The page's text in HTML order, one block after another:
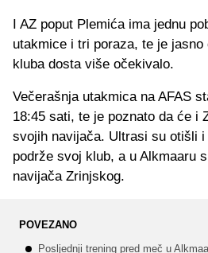
I AZ poput Plemića ima jednu
utakmice i tri poraza, te je
kluba dosta više očekivalo.
Večerašnja utakmica na AFAS
18:45 sati, te je poznato da će i
svojih navijača. Ultrasi su otišli
podrže svoj klub, a u Alkmaaru
navijača Zrinjskog.
POVEZANO
Posljednji trening pred meč u